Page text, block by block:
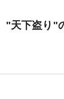
"天下盗り"